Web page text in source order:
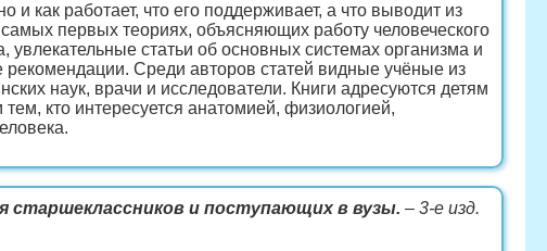
и как работает, что его поддерживает, а что выводит из
первых теориях, объясняющих работу человеческого
статьи об основных системах организма и
Среди авторов статей видные учёные из
наук, врачи и исследователи. Книги адресуются детям
кто интересуется анатомией, физиологией,
старшеклассников и поступающих в вузы. – 3-е изд.